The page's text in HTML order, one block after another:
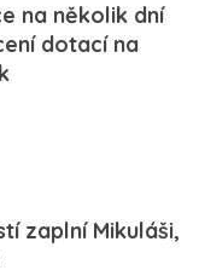
na několik dní
dotací na
zaplní Mikuláši,